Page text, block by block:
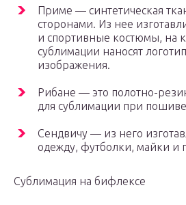
Приме — синтетическая
сторонами. Из нее
и спортивные костюмы, на
сублимации наносят
изображения.
Рибане — это полотно-
для сублимации при
Сендвичу — из него
одежду, футболки, майки и
Сублимация на бифлексе